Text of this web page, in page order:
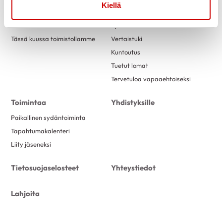
Kiellä
Uutiset
Tässä kuussa toimistollamme
Tukea
Sydäntuki-toiminta
Vertaistuki
Kuntoutus
Tuetut lomat
Tervetuloa vapaaehtoiseksi
Toimintaa
Paikallinen sydäntoiminta
Tapahtumakalenteri
Liity jäseneksi
Yhdistyksille
Tietosuojaselosteet Yhteystiedot
Lahjoita